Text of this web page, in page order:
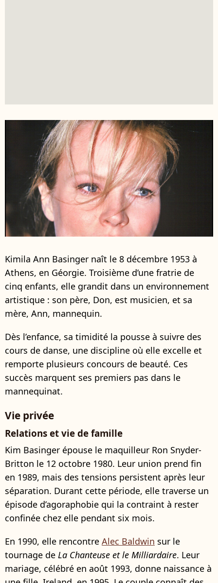
Kimila Ann Basinger naît le 8 décembre 1953 à
Athens, en Géorgie. Troisième d’une fratrie de
cinq enfants, elle grandit dans un environnement
artistique : son père, Don, est musicien, et sa
mère, Ann, mannequin.
Dès l’enfance, sa timidité la pousse à suivre des
cours de danse, une discipline où elle excelle et
remporte plusieurs concours de beauté. Ces
succès marquent ses premiers pas dans le
mannequinat.
Vie privée
Relations et vie de famille
Kim Basinger épouse le maquilleur Ron Snyder-
Britton le 12 octobre 1980. Leur union prend fin
en 1989, mais des tensions persistent après leur
séparation. Durant cette période, elle traverse un
épisode d’agoraphobie qui la contraint à rester
confinée chez elle pendant six mois.
En 1990, elle rencontre Alec Baldwin sur le
tournage de La Chanteuse et le Milliardaire. Leur
mariage, célébré en août 1993, donne naissance à